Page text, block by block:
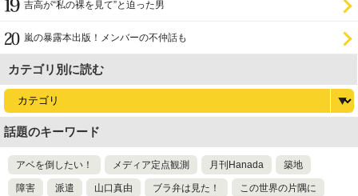
吉高が“私の裸を見て”と迫った男
嵐の暴露本出版！メンバーの不仲話も
カテゴリ別に読む
話題のキーワード
アベを倒したい！ メディア定点観測 月刊Hanada 築地
障害 派遣 山口真由 ブラ弁は見た！ この世界の片隅に